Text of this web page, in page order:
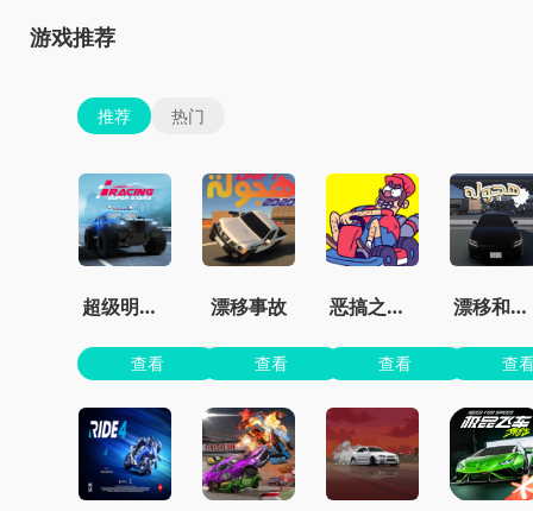
游戏推荐
推荐 热门
超级明星赛车
查看
漂移事故
查看
恶搞之家卡丁车
查看
漂移和事故模拟器
查